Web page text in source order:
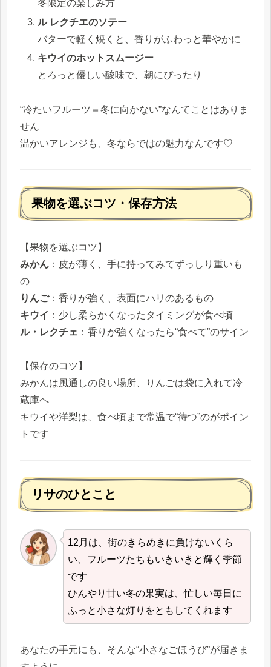
冬限定の楽しみ方
ル レクチエのソテー
バターで軽く焼くと、香りがふわっと華やかに
キウイのホットスムージー
とろっと優しい酸味で、朝にぴったり
“冷たいフルーツ＝冬に向かない”なんてことはありま
せん
温かいアレンジも、冬ならではの魅力なんです♡
果物を選ぶコツ・保存方法
【果物を選ぶコツ】
みかん ：皮が薄く、手に持ってみてずっしり重いも
の
りんご：香りが強く、表面にハリのあるもの
キウイ ：少し柔らかくなったタイミングが食べ頃
ル・レクチェ ：香りが強くなったら“食べて”のサイン
【保存のコツ】
みかんは風通しの良い場所、りんごは袋に入れて冷
蔵庫へ
キウイや洋梨は、食べ頃まで常温で“待つ”のがポイン
トです
リサのひとこと
12月は、街のきらめきに負けないくら
い、フルーツたちもいきいきと輝く季節
です
ひんやり甘い冬の果実は、忙しい毎日に
ふっと小さな灯りをともしてくれます
あなたの手元にも、そんな“小さなごほうび”が届きま